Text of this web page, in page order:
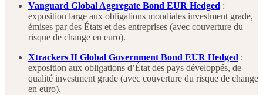
Vanguard Global Aggregate Bond EUR Hedged :
exposition large aux obligations mondiales investment grade,
émises par des États et des entreprises (avec couverture du
risque de change en euro).
Xtrackers II Global Government Bond EUR Hedged :
exposition aux obligations d’État des pays développés, de
qualité investment grade (avec couverture du risque de change
en euro).